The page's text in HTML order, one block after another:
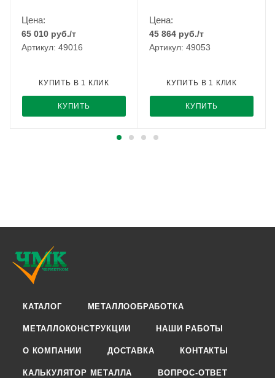
Цена:
65 010 руб./т
Артикул: 49016
КУПИТЬ
КУПИТЬ В 1 КЛИК
Цена:
45 864 руб./т
Артикул: 49053
КУПИТЬ
КУПИТЬ В 1 КЛИК
КАТАЛОГ МЕТАЛЛООБРАБОТКА
МЕТАЛЛОКОНСТРУКЦИИ НАШИ РАБОТЫ
О КОМПАНИИ ДОСТАВКА КОНТАКТЫ
КАЛЬКУЛЯТОР МЕТАЛЛА ВОПРОС-ОТВЕТ